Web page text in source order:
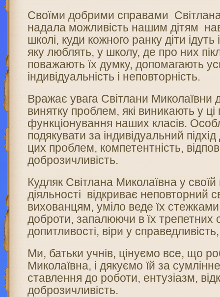
Своїми добрими справами
надала можливість нашим дітям
школі, куди кожного ранку діти
яку люблять, у школу, де про них
поважають їх думку, допомагають
індивідуальність і неповторність.
Вражає увага Світлани Миколаївни
винятку проблем, які виникають у ці
функціонування наших класів.
подякувати за індивідуальний
цих проблем, компетентність,
доброзичливість.
Кудляк Світлана Миколаївна у
діяльності відкриває неповторний
вихованцям, уміло веде їх
доброти, запалюючи в їх трепетних
допитливості, віри у
Ми, батьки учнів, цінуємо все, що
Миколаївна, і дякуємо їй за
ставлення до роботи, ентузіазм,
доброзичливість.